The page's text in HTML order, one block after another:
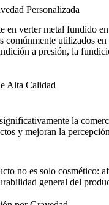
Personalizada
verter metal fundido
comúnmente utilizados
a presión, la
Alta Calidad
la
y mejoran la
no es solo cosmético:
general del